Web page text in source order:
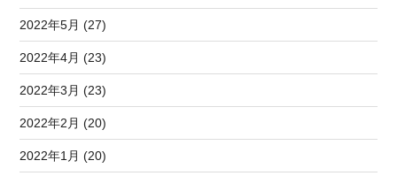
2022年5月 (27)
2022年4月 (23)
2022年3月 (23)
2022年2月 (20)
2022年1月 (20)